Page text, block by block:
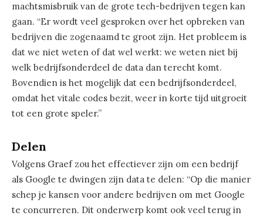
machtsmisbruik van de grote tech-bedrijven tegen kan
gaan. “Er wordt veel gesproken over het opbreken van
bedrijven die zogenaamd te groot zijn. Het probleem is
dat we niet weten of dat wel werkt: we weten niet bij
welk bedrijfsonderdeel de data dan terecht komt.
Bovendien is het mogelijk dat een bedrijfsonderdeel,
omdat het vitale codes bezit, weer in korte tijd uitgroeit
tot een grote speler.”
Delen
Volgens Graef zou het effectiever zijn om een bedrijf
als Google te dwingen zijn data te delen: “Op die manier
schep je kansen voor andere bedrijven om met Google
te concurreren. Dit onderwerp komt ook veel terug in